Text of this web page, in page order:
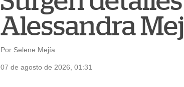
Alessandra
Por Selene Mejía
07 de agosto de 2026, 01:31